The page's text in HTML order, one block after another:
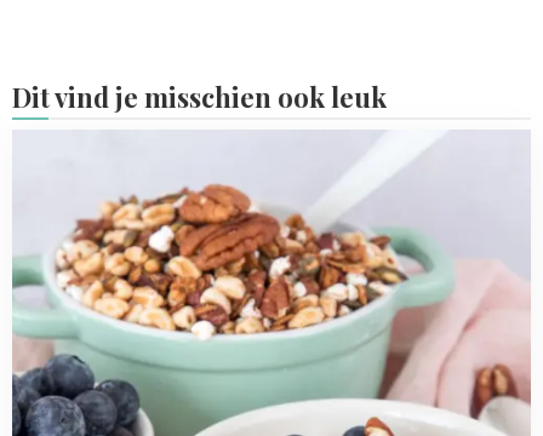
Dit vind je misschien ook leuk
Pecannoten
granola
met
gepofte
granen